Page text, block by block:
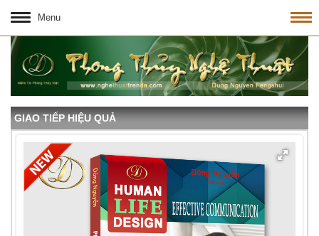
Menu
GIAO TIẾP HIỆU QUẢ